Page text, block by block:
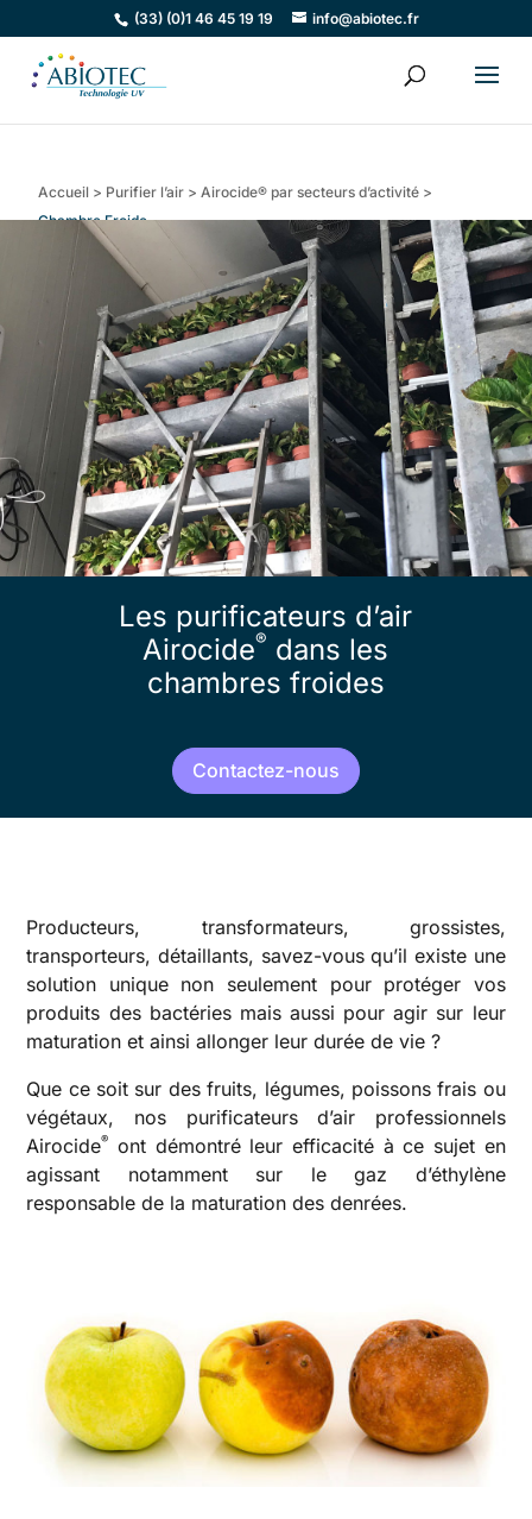
(33) (0)1 46 45 19 19 info@abiotec.fr
Accueil > Purifier l’air >Airocide® par secteurs d’activité >
Chambre Froide
Les purificateurs d’air
Airocide® dans les
chambres froides
Contactez-nous
Producteurs, transformateurs, grossistes,
transporteurs, détaillants, savez-vous qu’il existe une
solution unique non seulement pour protéger vos
produits des bactéries mais aussi pour agir sur leur
maturation et ainsi allonger leur durée de vie ?
Que ce soit sur des fruits, légumes, poissons frais ou
végétaux, nos purificateurs d’air professionnels
Airocide®
ont démontré leur efficacité à ce sujet en
agissant notamment sur le gaz d’éthylène
responsable de la maturation des denrées.